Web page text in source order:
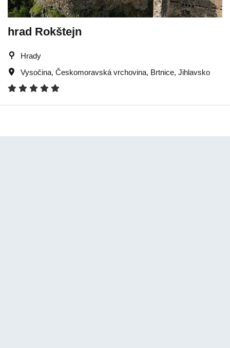
hrad Rokštejn
Hrady
Vysočina, Českomoravská vrchovina, Brtnice, Jihlavsko